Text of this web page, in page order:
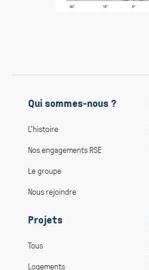
Qui sommes-nous ?
L’histoire
Nos engagements RSE
Le groupe
Nous rejoindre
Projets
Tous
Logements